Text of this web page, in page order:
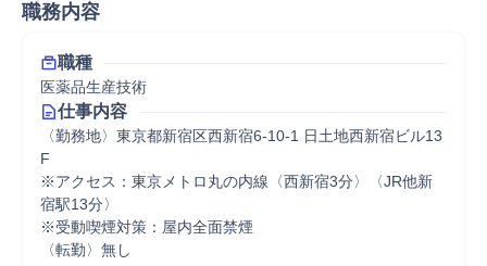
職務内容
職種
医薬品生産技術
仕事内容
〈勤務地〉東京都新宿区西新宿6-10-1 日土地西新宿ビル13
F
※アクセス：東京メトロ丸の内線〈西新宿3分〉〈JR他新
宿駅13分〉
※受動喫煙対策：屋内全面禁煙
〈転勤〉無し